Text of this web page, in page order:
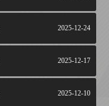
2025-12-24
2025-12-17
2025-12-10